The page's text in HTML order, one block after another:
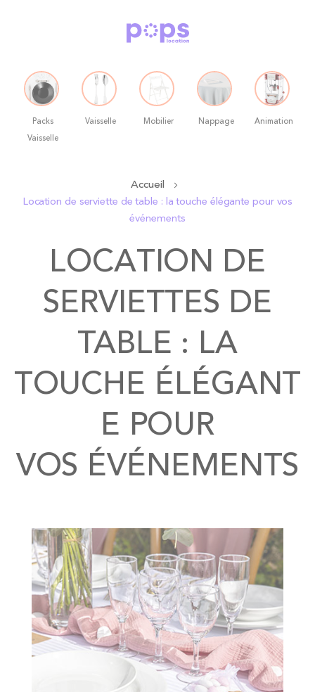
Packs
Vaisselle
Vaisselle Mobilier Nappage Animation
Accueil
Location de serviette de table : la touche élégante pour vos
événements
LOCATION DE
SERVIETTES DE
TABLE : LA
TOUCHE ÉLÉGANT
E POUR
VOS ÉVÉNEMENTS